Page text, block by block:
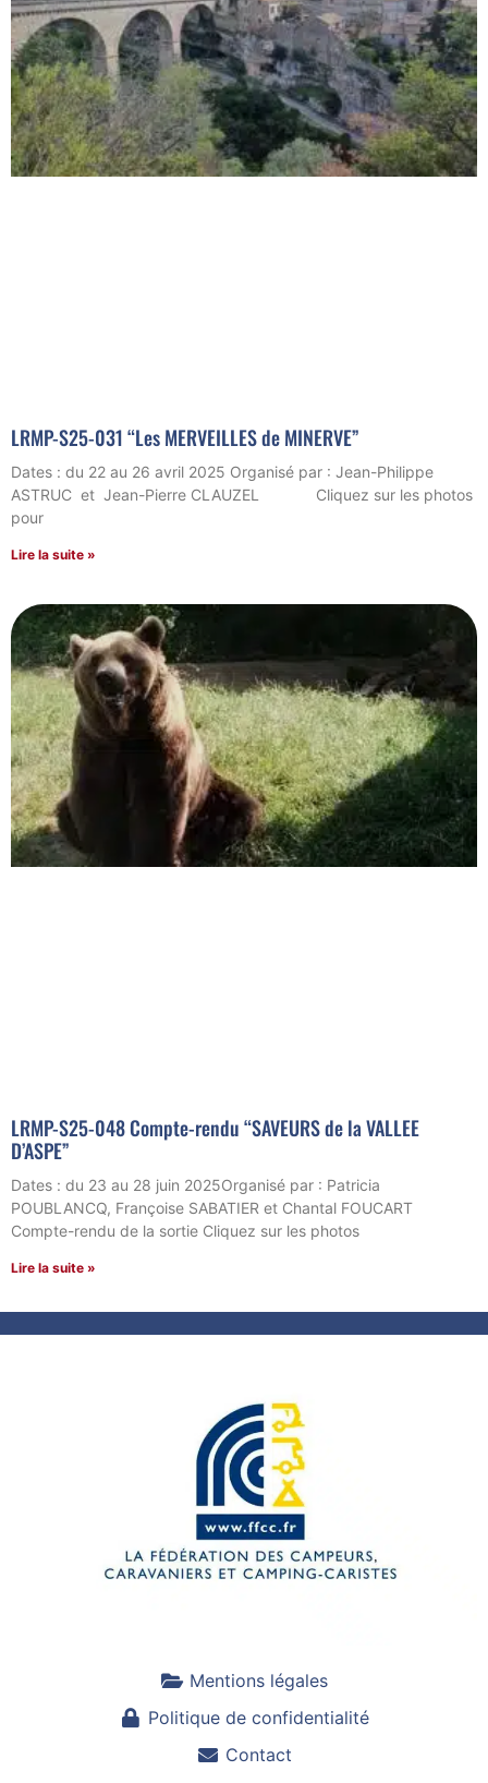
LRMP-S25-031 “Les MERVEILLES de MINERVE”
Dates : du 22 au 26 avril 2025 Organisé par : Jean-Philippe
ASTRUC et Jean-Pierre CLAUZEL Cliquez sur les photos
pour
Lire la suite »
LRMP-S25-048 Compte-rendu “SAVEURS de la VALLEE
D’ASPE”
Dates : du 23 au 28 juin 2025Organisé par : Patricia
POUBLANCQ, Françoise SABATIER et Chantal FOUCART
Compte-rendu de la sortie Cliquez sur les photos
Lire la suite »
Mentions légales
Politique de confidentialité
Contact